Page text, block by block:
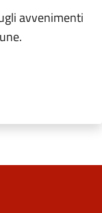
avvenimenti